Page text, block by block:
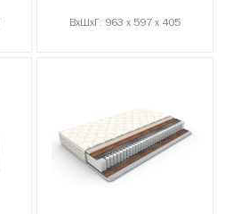
ВxШxГ: 963 x 597 x 405